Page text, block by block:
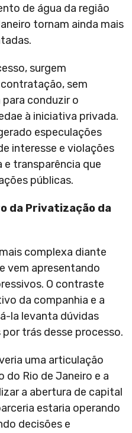
de água da região
tornam ainda mais
surgem
sem
conduzir o
à iniciativa privada.
especulações
interesse e violações
e transparência que
públicas.
da Privatização da
complexa diante
vem apresentando
O contraste
da companhia e a
la levanta dúvidas
trás desse processo.
uma articulação
do Rio de Janeiro e a
a abertura de capital
estaria operando
decisões e